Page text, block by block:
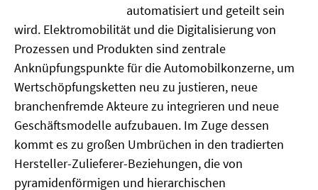
SOMMERSCHULE 2021
SOMMERSCHULE 2020
SOMMERSCHULE 2019
SOMMERSCHULE 2018
SOMMERSCHULE 2017
SOMMERSCHULE 2016
automatisiert und geteilt sein
wird. Elektromobilität und die Digitalisierung von
Prozessen und Produkten sind zentrale
Anknüpfungspunkte für die Automobilkonzerne, um
Wertschöpfungsketten neu zu justieren, neue
branchenfremde Akteure zu integrieren und neue
Geschäftsmodelle aufzubauen. Im Zuge dessen
kommt es zu großen Umbrüchen in den tradierten
Hersteller-Zulieferer-Beziehungen, die von
pyramidenförmigen und hierarchischen